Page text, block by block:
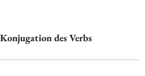
des Verbs